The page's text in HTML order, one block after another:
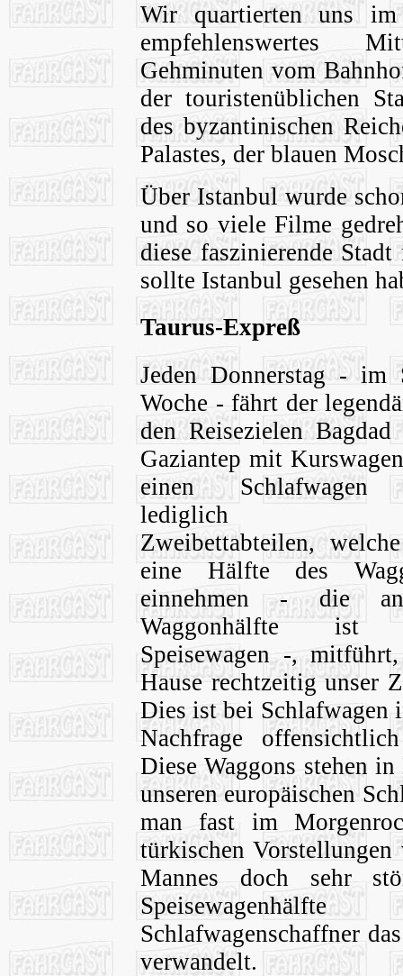
Wir quartierten uns
empfehlenswertes
Gehminuten vom
der touristenüblichen
des byzantinischen
Palastes, der blauen
Über Istanbul wurde
und so viele Filme
diese faszinierende
sollte Istanbul gesehen
Taurus-Expreß
Jeden Donnerstag -
Woche - fährt der
den Reisezielen
Gaziantep mit
einen
lediglich
Zweibettabteilen,
eine Hälfte des
einnehmen - die
Waggonhälfte ist
Speisewagen -,
Hause rechtzeitig unser
Dies ist bei Schlafwagen
Nachfrage
Diese Waggons stehen
unseren europäischen
man fast im
türkischen
Mannes doch sehr
Schlafwagenschaffner
verwandelt.